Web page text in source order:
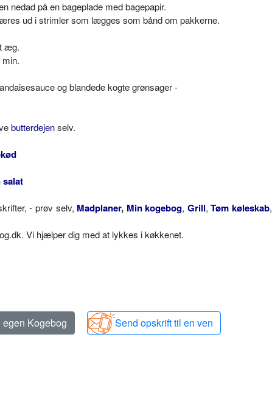
nedad på en bageplade med bagepapir.
ud i strimler som lægges som bånd om pakkerne.
æg.
og blandede kogte grønsager -
butterdejenselv.
salat
- prøv selv, Madplaner, Min kogebog, Grill,Tøm køleskab,
Vi hjælper dig med at lykkes i køkkenet.
egen Kogebog
Send opskrift til en ven